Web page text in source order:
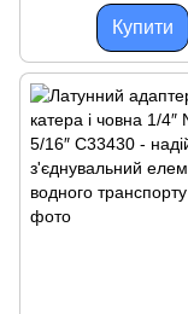
Купити